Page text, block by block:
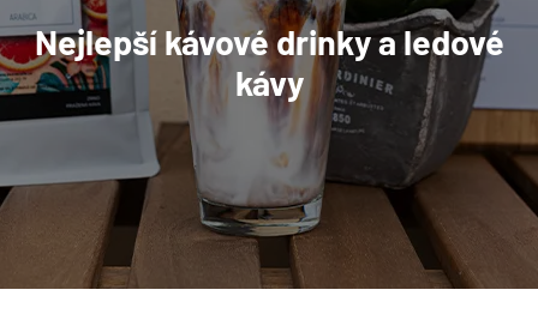
Nejlepší kávové drinky a ledové
kávy